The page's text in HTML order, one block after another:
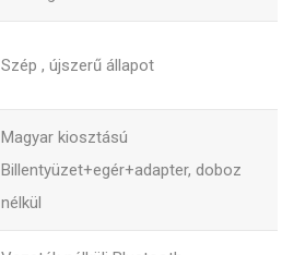
Szép , újszerű állapot
Magyar kiosztású
Billentyüzet+egér+adapter, doboz
nélkül